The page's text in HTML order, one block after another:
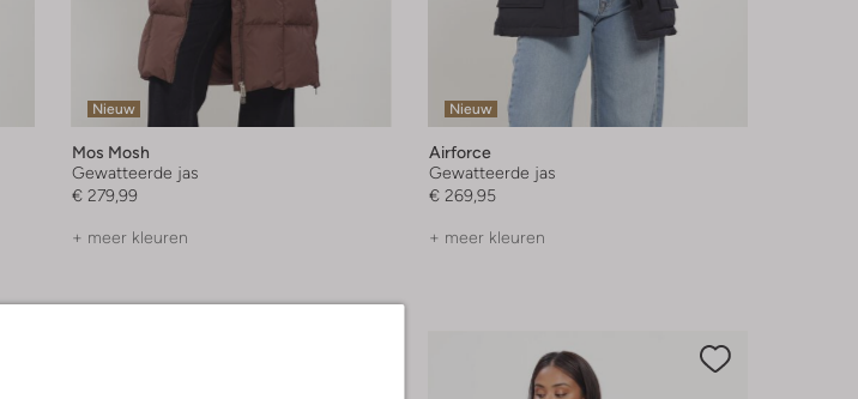
Nieuw
Mos Mosh
Gewatteerde jas
€ 279,99
+ meer kleuren
Nieuw
Airforce
Gewatteerde jas
€ 269,95
+ meer kleuren